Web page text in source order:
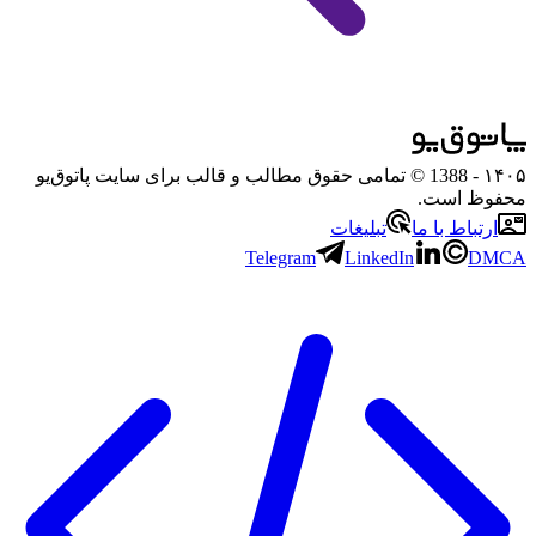
۱۴۰۵
- 1388 © تمامی حقوق مطالب و قالب برای سایت پاتوق‌یو
محفوظ است.
ارتباط با ما
تبلیغات
Telegram
LinkedIn DMCA